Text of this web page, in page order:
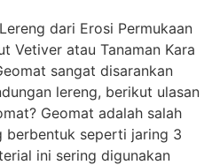
dari Erosi Permukaan
Vetiver atau Tanaman Kara
sangat disarankan
lereng, berikut ulasan
Geomat adalah salah
berbentuk seperti jaring 3
ini sering digunakan